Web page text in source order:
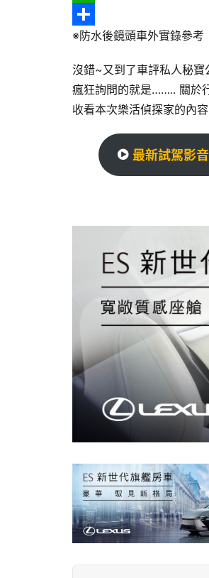
o
k
a
d
l
h
o
M
a
m
a
l
W
h
t
s
分
※防水後鏡頭車外實錄參考
沒錯~又到了車評私人秘
瘋狂詢問的就是…….. 關於
收看本次樂活偵探家的內容
最新試駕影音